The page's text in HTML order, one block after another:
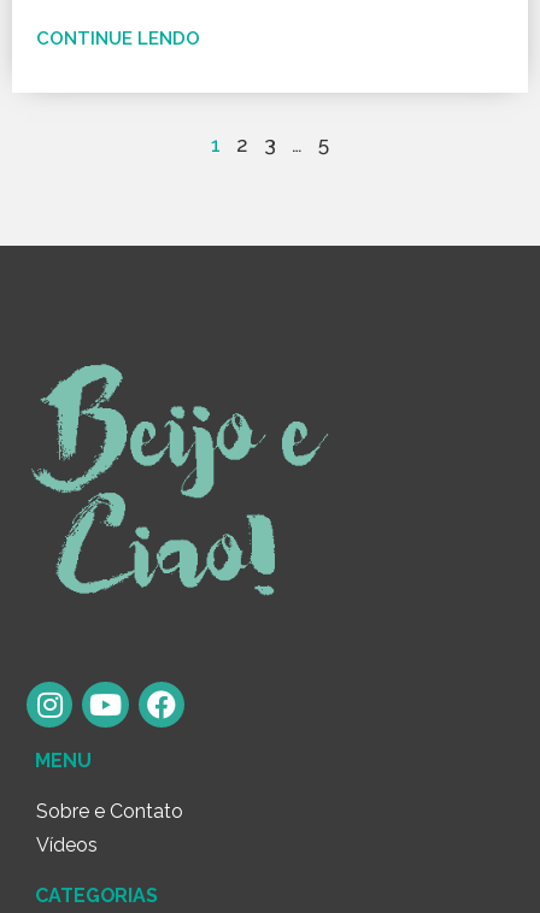
CONTINUE LENDO
1 2 3 … 5
MENU
Sobre e Contato
Vídeos
CATEGORIAS